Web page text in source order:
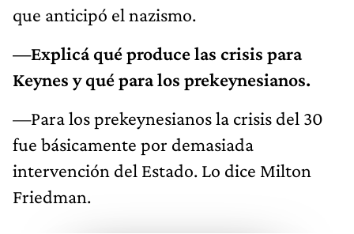
que anticipó el nazismo.
—Explicá qué produce las crisis para
Keynes y qué para los prekeynesianos.
—Para los prekeynesianos la crisis del 30
fue básicamente por demasiada
intervención del Estado. Lo dice Milton
Friedman.